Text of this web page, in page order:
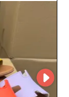
et créer des
pour
gardistes